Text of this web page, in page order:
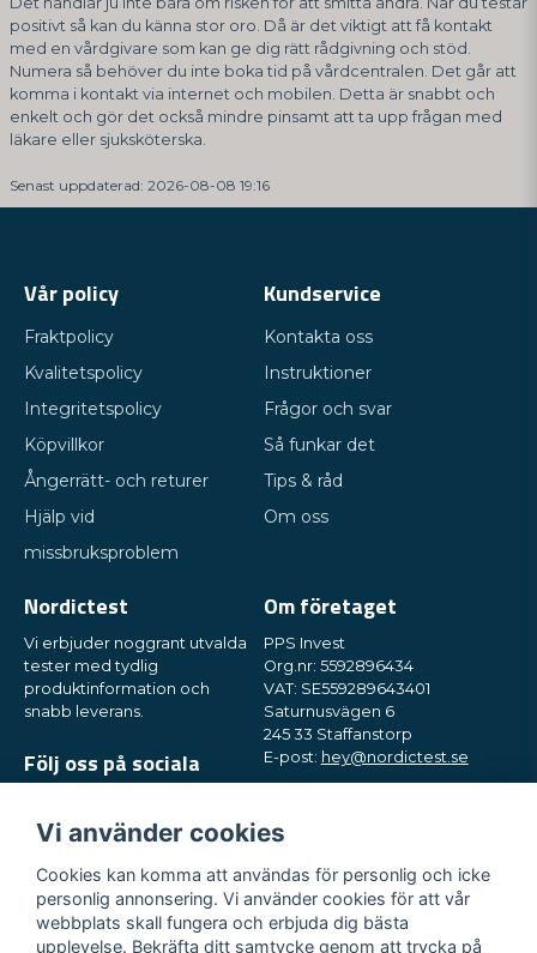
positivt så kan du känna stor oro. Då är det viktigt att få kontakt
med en vårdgivare som kan ge dig rätt rådgivning och stöd.
Numera så behöver du inte boka tid på vårdcentralen. Det går att
komma i kontakt via internet och mobilen. Detta är snabbt och
enkelt och gör det också mindre pinsamt att ta upp frågan med
läkare eller sjuksköterska.
Senast uppdaterad: 2026-08-08 19:16
Vår policy
Fraktpolicy
Kvalitetspolicy
Integritetspolicy
Köpvillkor
Ångerrätt- och returer
Hjälp vid
missbruksproblem
Kundservice
Kontakta oss
Instruktioner
Frågor och svar
Så funkar det
Tips & råd
Om oss
Nordictest
Vi erbjuder noggrant utvalda
tester med tydlig
produktinformation och
snabb leverans.
Följ oss på sociala
Om företaget
PPS Invest
Org.nr: 5592896434
VAT: SE559289643401
Saturnusvägen 6
245 33 Staffanstorp
E-post: hey@nordictest.se
Vi använder cookies
Cookies kan komma att användas för personlig och icke
personlig annonsering. Vi använder cookies för att vår
webbplats skall fungera och erbjuda dig bästa
upplevelse. Bekräfta ditt samtycke genom att trycka på